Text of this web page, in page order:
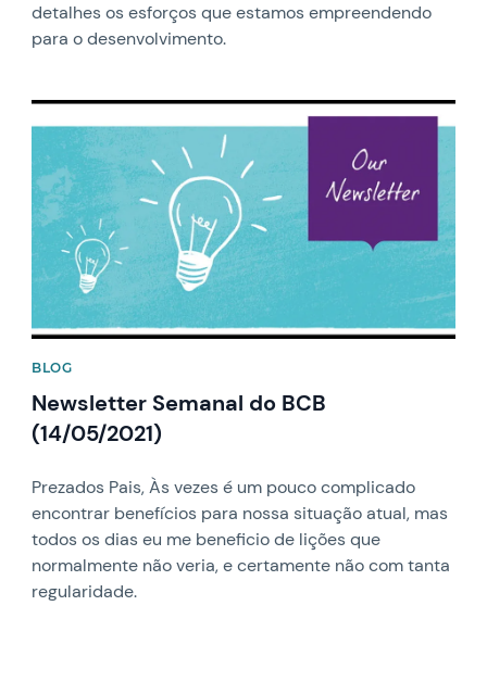
detalhes os esforços que estamos empreendendo
para o desenvolvimento.
News image
BLOG
Newsletter Semanal do BCB
(14/05/2021)
Prezados Pais, Às vezes é um pouco complicado
encontrar benefícios para nossa situação atual, mas
todos os dias eu me beneficio de lições que
normalmente não veria, e certamente não com tanta
regularidade.